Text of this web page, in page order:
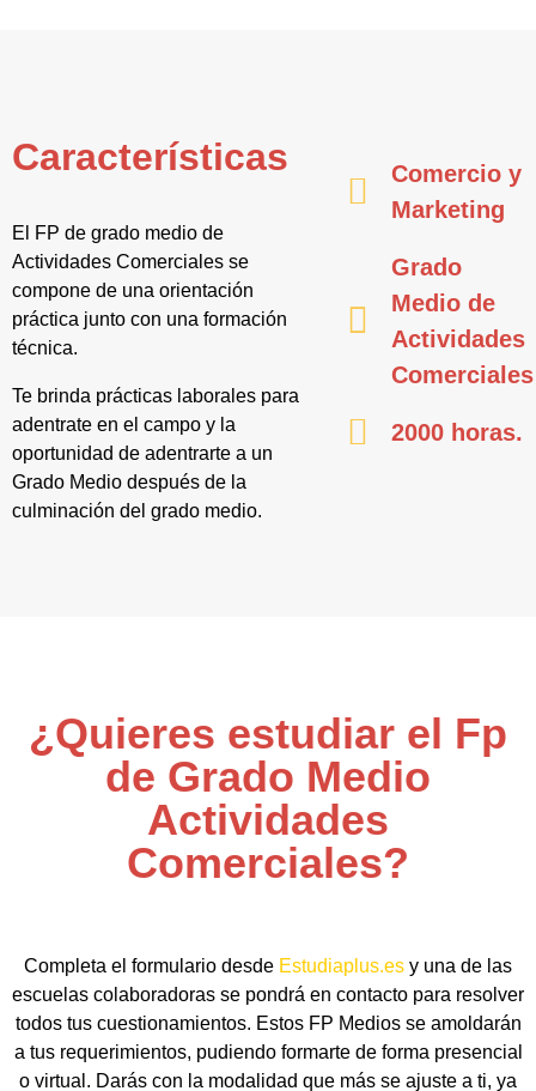
Características
El FP de grado medio de
Actividades Comerciales se
compone de una orientación
práctica junto con una formación
técnica.
Te brinda prácticas laborales para
adentrate en el campo y la
oportunidad de adentrarte a un
Grado Medio después de la
culminación del grado medio.
Comercio y
Marketing
Grado
Medio de
Actividades
Comerciales
2000 horas.
¿Quieres estudiar el Fp
de Grado Medio
Actividades
Comerciales?
Completa el formulario desde Estudiaplus.es y una de las
escuelas colaboradoras se pondrá en contacto para resolver
todos tus cuestionamientos. Estos FP Medios se amoldarán
a tus requerimientos, pudiendo formarte de forma presencial
o virtual. Darás con la modalidad que más se ajuste a ti, ya